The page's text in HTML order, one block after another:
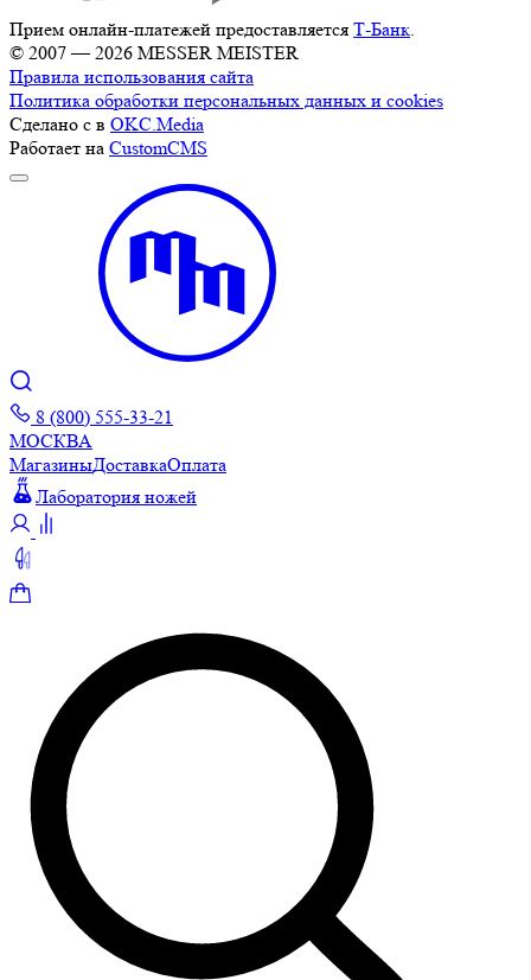
Прием онлайн-платежей предоставляется Т-Банк
© 2007 — 2026 MESSER MEISTER
Правила использования сайта
Политика обработки персональных данных и cookies
Сделано с в OKC.Media
Работает на CustomCMS
8 (800) 555-33-21
МОСКВА
МагазиныДоставкаОплата
Лаборатория ножей